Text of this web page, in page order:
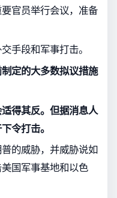
官员举行会议，准备
手段和军事打击。
定的大多数拟议措施
得其反。但据消息人
令打击。
的威胁，并威胁说如
国军事基地和以色